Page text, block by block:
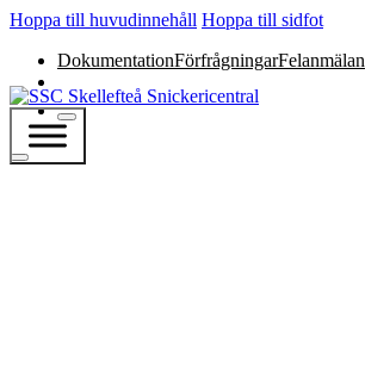
Hoppa till huvudinnehåll Hoppa till sidfot
DokumentationFörfrågningarFelanmälan